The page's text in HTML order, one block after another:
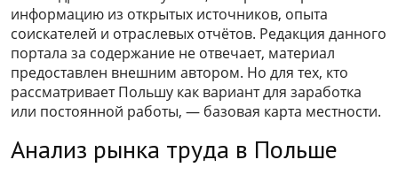
информацию из открытых источников, опыта
соискателей и отраслевых отчётов. Редакция данного
портала за содержание не отвечает, материал
предоставлен внешним автором. Но для тех, кто
рассматривает Польшу как вариант для заработка
или постоянной работы, — базовая карта местности.
Анализ рынка труда в Польше